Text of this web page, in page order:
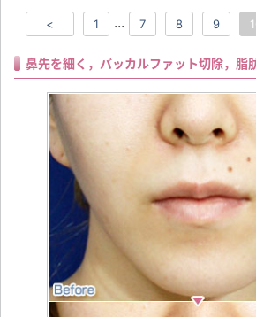
< 1 ... 7 8 9
鼻先を細く，バッカルファット切除，脂